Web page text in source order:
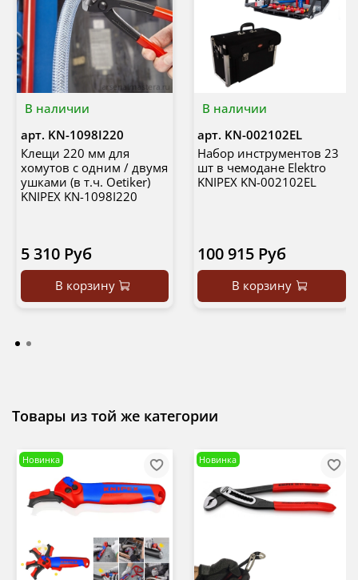
В наличии
арт. KN-1098I220
Клещи 220 мм для
хомутов с одним / двумя
ушками (в т.ч. Oetiker)
KNIPEX KN-1098I220
5 310 Руб
В корзину
В наличии
арт. KN-002102EL
Набор инструментов 23
шт в чемодане Elektro
KNIPEX KN-002102EL
100 915 Руб
В корзину
Товары из той же категории
Новинка Новинка